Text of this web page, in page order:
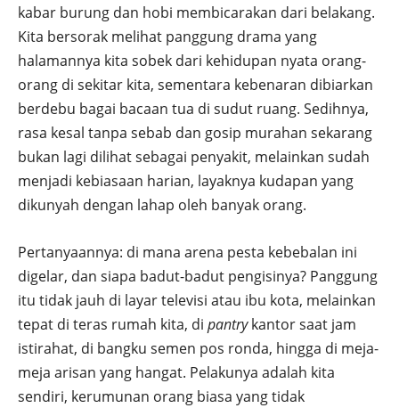
kabar burung dan hobi membicarakan dari belakang.
Kita bersorak melihat panggung drama yang
halamannya kita sobek dari kehidupan nyata orang-
orang di sekitar kita, sementara kebenaran dibiarkan
berdebu bagai bacaan tua di sudut ruang. Sedihnya,
rasa kesal tanpa sebab dan gosip murahan sekarang
bukan lagi dilihat sebagai penyakit, melainkan sudah
menjadi kebiasaan harian, layaknya kudapan yang
dikunyah dengan lahap oleh banyak orang.
Pertanyaannya: di mana arena pesta kebebalan ini
digelar, dan siapa badut-badut pengisinya? Panggung
itu tidak jauh di layar televisi atau ibu kota, melainkan
tepat di teras rumah kita, di pantrykantor saat jam
istirahat, di bangku semen pos ronda, hingga di meja-
meja arisan yang hangat. Pelakunya adalah kita
sendiri, kerumunan orang biasa yang tidak